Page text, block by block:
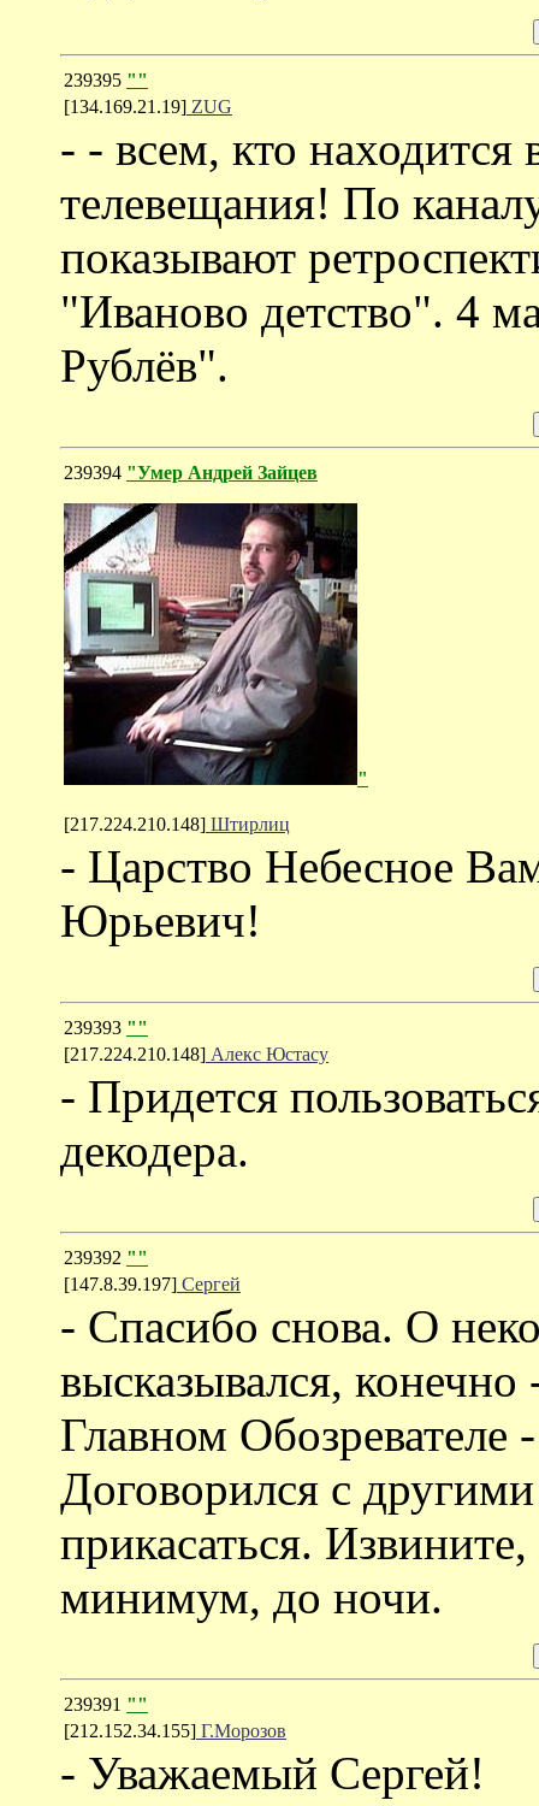
239395 ""
[134.169.21.19] ZUG
- - всем, кто находится
телевещания! По
показывают
"Иваново детство". 4
Рублёв".
239394 "Умер Андрей Зайцев
"
[217.224.210.148] Штирлиц
- Царство Небесное
Юрьевич!
239393 ""
[217.224.210.148] Алекс Юстасу
- Придется
декодера.
239392 ""
[147.8.39.197] Сергей
- Спасибо снова. О
высказывался,
Главном Обозревателе
Договорился с
прикасаться.
минимум, до ночи.
239391 ""
[212.152.34.155] Г.Морозов
- Уважаемый Сергей!